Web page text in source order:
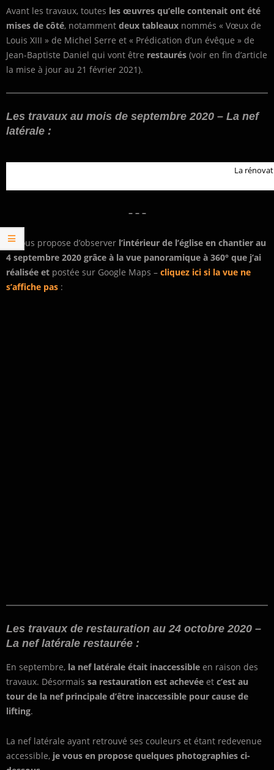
Avant les travaux, toutes les œuvres qu’elle contenait ont été
mises de côté, notamment deux tableaux nommés « Vœux de
Louis XIII » de Michel Serre et « Prédication d’un évêque » de
Jean-Baptiste Daniel qui vont être restaurés (voir en fin d’article
la mise à jour au 21 février 2021).
Les travaux au mois de septembre 2020 – La nef
latérale :
La
– – –
Je vous propose d’observer l’intérieur de l’église en chantier au
4 septembre 2020 grâce à la vue panoramique à 360° que j’ai
réalisée et postée sur Google Maps – cliquez ici si la vue ne
s’affiche pas :
Les travaux de restauration au 24 octobre 2020 –
La nef latérale restaurée :
En septembre, la nef latérale était inaccessible en raison des
travaux. Désormais sa restauration est achevée et c’est au
tour de la nef principale d’être inaccessible pour cause de
lifting.
La nef latérale ayant retrouvé ses couleurs et étant redevenue
accessible, je vous en propose quelques photographies ci-